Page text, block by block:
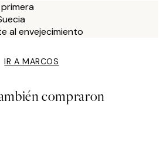
al envejecimiento
IR A MARCOS
compraron